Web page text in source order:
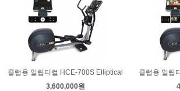
클럽용 일립티컬 HCE-700S Elliptical
3,600,000원
클럽용 일립